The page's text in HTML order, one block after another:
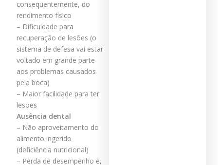
consequentemente, do
rendimento físico
– Dificuldade para
recuperação de lesões (o
sistema de defesa vai estar
voltado em grande parte
aos problemas causados
pela boca)
– Maior facilidade para ter
lesões
Ausência dental
– Não aproveitamento do
alimento ingerido
(deficiência nutricional)
– Perda de desempenho e,